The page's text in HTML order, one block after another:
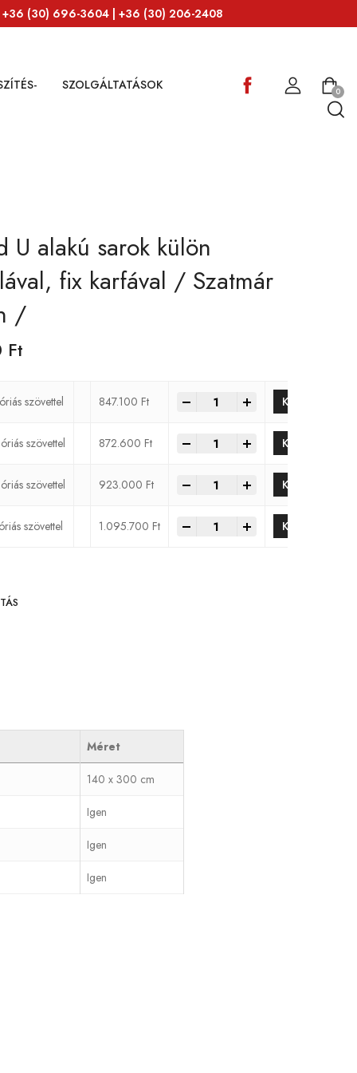
+36 (30) 696-3604 | +36 (30) 206-2408
SZOLGÁLTATÁSOK 0
U alakú sarok külön
fix karfával / Szatmár
/
Ft
szövettel 847.100 Ft
- KOSÁRBA
szövettel 872.600 Ft
- KOSÁRBA
szövettel 923.000 Ft
- KOSÁRBA
szövettel 1.095.700 Ft
- KOSÁRBA
Méret
140 x 300 cm
Igen
Igen
Igen